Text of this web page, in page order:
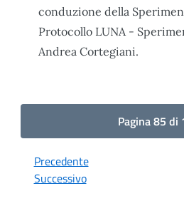
conduzione della
Protocollo LUNA -
Andrea Cortegiani.
Pagina 85 di
Precedente
Successivo